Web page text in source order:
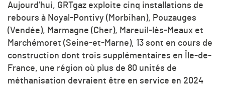
Aujourd’hui, GRTgaz exploite cinq installations de
rebours à Noyal-Pontivy (Morbihan), Pouzauges
(Vendée), Marmagne (Cher), Mareuil-lès-Meaux et
Marchémoret (Seine-et-Marne), 13 sont en cours de
construction dont trois supplémentaires en Île-de-
France, une région où plus de 80 unités de
méthanisation devraient être en service en 2024